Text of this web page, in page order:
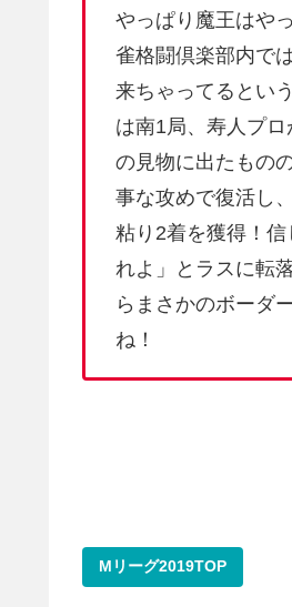
やっぱり魔王はや
雀格闘倶楽部内で
来ちゃってるとい
は南1局、寿人プ
の見物に出たもの
事な攻めで復活し
粘り2着を獲得！
れよ」とラスに転
らまさかのボーダ
ね！
Mリーグ2019TOP